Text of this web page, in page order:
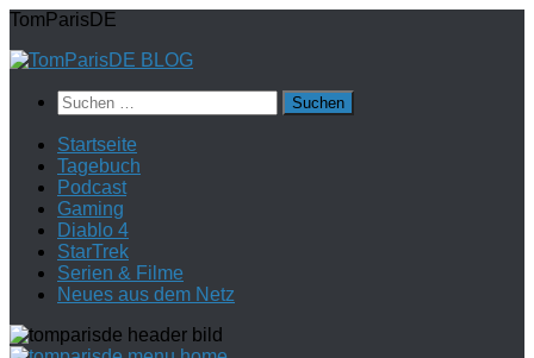
Zum
springen
TomParisDE
Suchen
nach:
Startseite
Tagebuch
Podcast
Gaming
Diablo 4
StarTrek
Serien & Filme
Neues aus dem Netz